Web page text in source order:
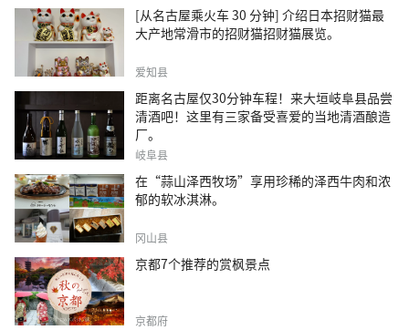
[从名古屋乘火车 30 分钟] 介绍日本招财猫最
大产地常滑市的招财猫招财猫展览。
爱知县
距离名古屋仅30分钟车程！来大垣岐阜县品尝
清酒吧！这里有三家备受喜爱的当地清酒酿造
厂。
岐阜县
在“蒜山泽西牧场”享用珍稀的泽西牛肉和浓
郁的软冰淇淋。
冈山县
京都7个推荐的赏枫景点
京都府